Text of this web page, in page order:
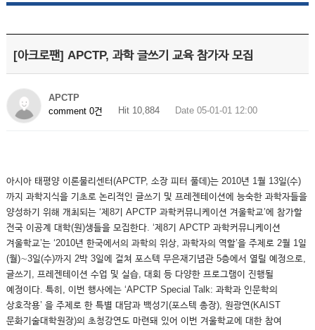
[아크로팬] APCTP, 과학 글쓰기 교육 참가자 모집
APCTP
comment 0건
Hit 10,884 Date 05-01-01 12:00
아시아 태평양 이론물리센터(APCTP, 소장 피터 풀데)는 2010년 1월 13일(수)
까지 과학지식을 기초로 논리적인 글쓰기 및 프레젠테이션에 능숙한 과학자들을
양성하기 위해 개최되는 ‘제8기 APCTP 과학커뮤니케이션 겨울학교’에 참가할
전국 이공계 대학(원)생들을 모집한다. ‘제8기 APCTP 과학커뮤니케이션
겨울학교’는 ‘2010년 한국에서의 과학의 위상, 과학자의 역할’을 주제로 2월 1일
(월)∼3일(수)까지 2박 3일에 걸쳐 포스텍 무은재기념관 5층에서 열릴 예정으로,
글쓰기, 프레젠테이션 수업 및 실습, 대회 등 다양한 프로그램이 진행될
예정이다. 특히, 이번 행사에는 ‘APCTP Special Talk: 과학과 인문학의
상호작용’ 을 주제로 한 특별 대담과 백성기(포스텍 총장), 원광연(KAIST
문화기술대학원장)의 초청강연도 마련돼 있어 이번 겨울학교에 대한 참여